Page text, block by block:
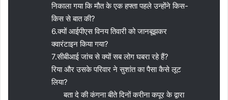
निकाला गया कि मौत के एक हफ्ता पहले उन्होंने किस-
किस से बात की?
6.क्यों आईपीएस विनय तिवारी को जानबूझकर
क्वारंटाइन किया गया?
7.सीबीआई जांच से क्यों सब लोग घबरा रहे हैं?
रिया और उसके परिवार ने सुशांत का पैसा कैसे लूट
लिया?
बता दे की कंगना बीते दिनों करीना कपूर के द्वारा